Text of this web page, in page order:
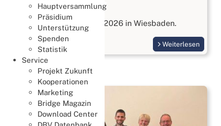
Hauptversammlung
Präsidium
Unterstützung
Spenden
Statistik
Service
Projekt Zukunft
Kooperationen
Marketing
Bridge Magazin
Download Center
Open Paar Liga
vom 17. bis 18. Oktober 2026 in Wiesbaden.
Weiterlesen